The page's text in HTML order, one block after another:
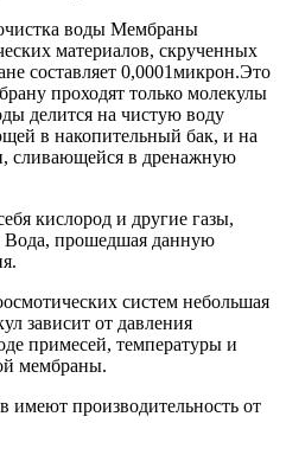
воды Мембраны
материалов, скрученных
составляет 0,0001микрон.Это
проходят только молекулы
делится на чистую воду
в накопительный бак, и на
сливающейся в дренажную
кислород и другие газы,
Вода, прошедшая данную
систем небольшая
зависит от давления
примесей, температуры и
мембраны.
производительность от